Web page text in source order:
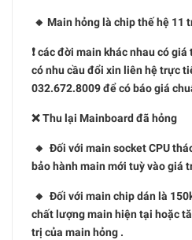
🔸 Main hỏng là chip thế hệ 11
❗️ các đời main khác nhau có
có nhu cầu đổi xin liên hệ trực
032.672.8009 để có báo giá
❌ Thu lại Mainboard đã hỏng
🔸 Đối với main socket CPU
bảo hành main mới tuỳ vào giá
🔸 Đối với main chip dán là
chất lượng main hiện tại hoặc
trị của main hỏng .